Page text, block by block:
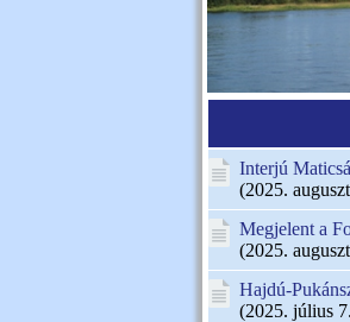
Interjú
(2025.
Megjelent a
(2025.
Hajdú-
(2025. július